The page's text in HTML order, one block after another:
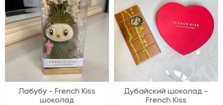
Лабубу - French Kiss
шоколад
Дубайский шоколад -
French Kiss